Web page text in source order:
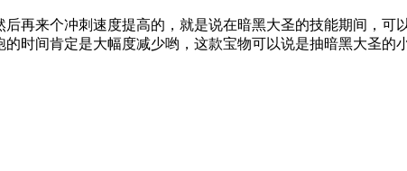
来个冲刺速度提高的，就是说在暗黑大圣的技能期间，可
时间肯定是大幅度减少哟，这款宝物可以说是抽暗黑大圣的